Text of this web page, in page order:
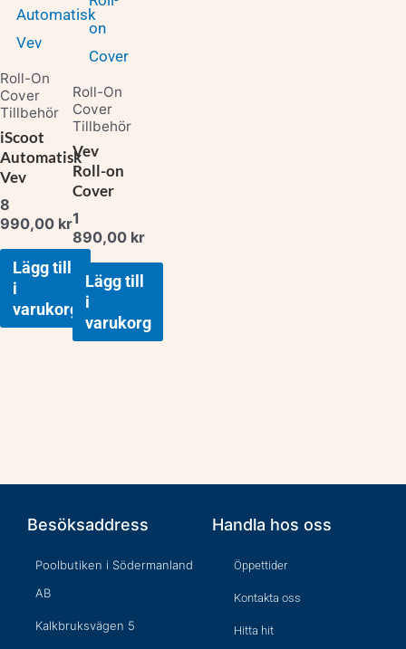
Roll-On
Cover
Tillbehör
iScoot
Automatisk
Vev
8
990,00 kr
Lägg till
i
varukorg
Roll-On
Cover
Tillbehör
Vev
Roll-on
Cover
1
890,00 kr
Lägg till
i
varukorg
Besöksaddress
Poolbutiken i Södermanland
AB
Kalkbruksvägen 5
Handla hos oss
Öppettider
Kontakta oss
Hitta hit